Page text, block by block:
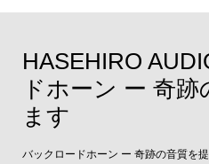
HASEHIRO
ドホーン ー 奇
ます
バックロードホーン ー 奇跡の音質を